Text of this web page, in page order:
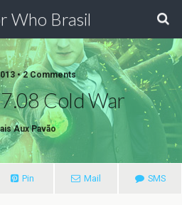
Who Brasil
• 2 Comments
Cold War
Aux Pavão
Pin Mail SMS